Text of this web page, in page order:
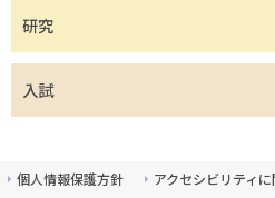
研究
入試
個人情報保護方針 アクセシビリティ